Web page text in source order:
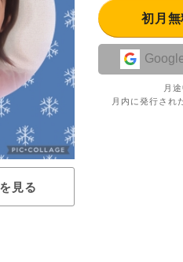
見る
初月
月
月内に発行され